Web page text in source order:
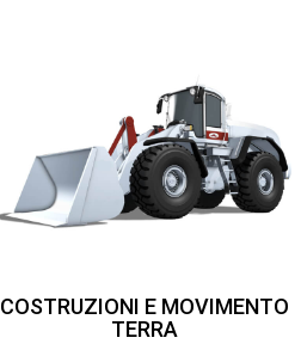
COSTRUZIONI E MOVIMENTO
TERRA